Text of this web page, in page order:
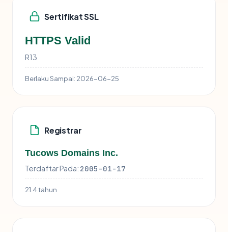
Sertifikat SSL
HTTPS Valid
R13
Berlaku Sampai: 2026-06-25
Registrar
Tucows Domains Inc.
Terdaftar Pada: 2005-01-17
21.4 tahun